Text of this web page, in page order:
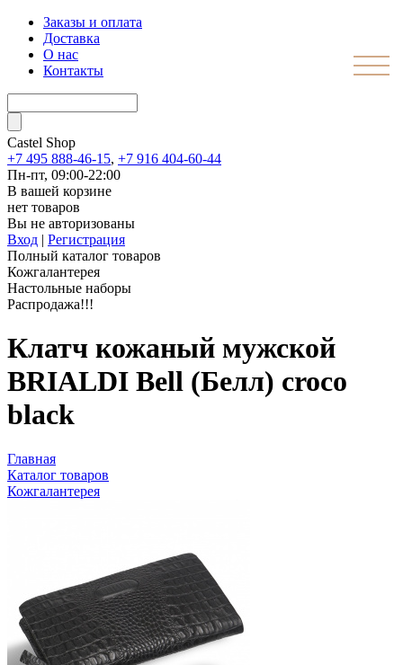
Заказы и оплата
Доставка
О нас
Контакты
Castel Shop
+7 495 888-46-15, +7 916 404-60-44
Пн-пт, 09:00-22:00
В вашей корзине
нет товаров
Вы не авторизованы
Вход | Регистрация
Полный каталог товаров
Кожгалантерея
Настольные наборы
Распродажа!!!
Клатч кожаный мужской
BRIALDI Bell (Белл) croco
black
Главная
Каталог товаров
Кожгалантерея